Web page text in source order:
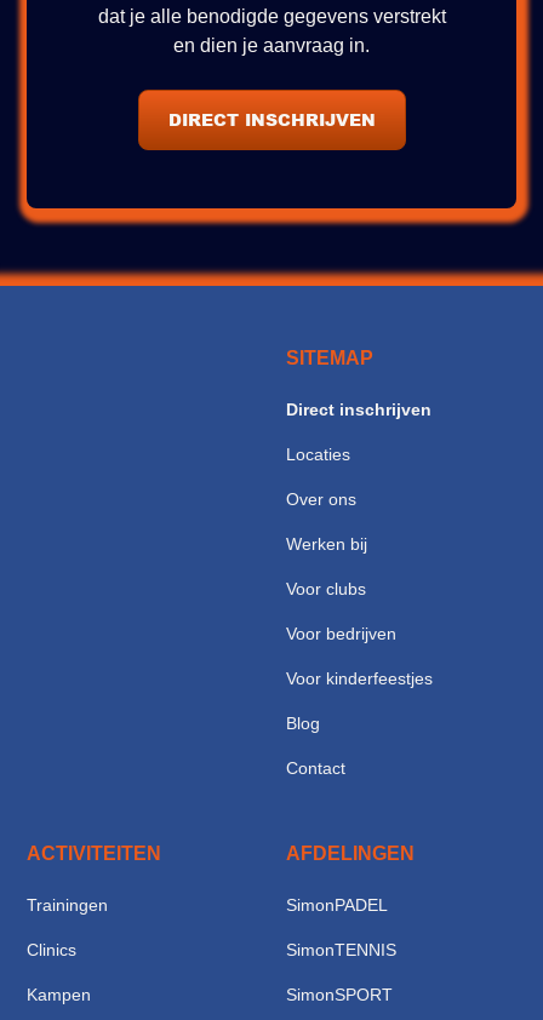
dat je alle benodigde gegevens verstrekt
en dien je aanvraag in.
DIRECT INSCHRIJVEN
SITEMAP
Direct inschrijven
Locaties
Over ons
Werken bij
Voor clubs
Voor bedrijven
Voor kinderfeestjes
Blog
Contact
ACTIVITEITEN
Trainingen
Clinics
Kampen
AFDELINGEN
SimonPADEL
SimonTENNIS
SimonSPORT